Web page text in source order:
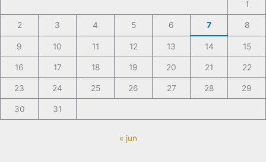
1
2 3 4 5 6 7 8
9 10 11 12 13 14 15
16 17 18 19 20 21 22
23 24 25 26 27 28 29
30 31
« jun